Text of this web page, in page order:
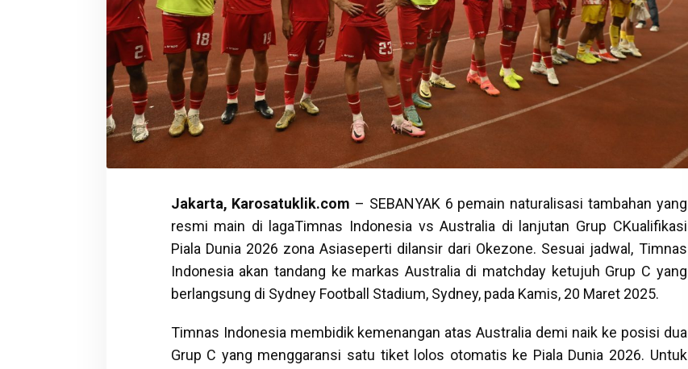
Jakarta, Karosatuklik.com – SEBANYAK 6 pemain naturalisasi tambahan yang
resmi main di lagaTimnas Indonesia vs Australia di lanjutan Grup CKualifikasi
Piala Dunia 2026 zona Asiaseperti dilansir dari Okezone. Sesuai jadwal, Timnas
Indonesia akan tandang ke markas Australia di matchday ketujuh Grup C yang
berlangsung di Sydney Football Stadium, Sydney, pada Kamis, 20 Maret 2025.
Timnas Indonesia membidik kemenangan atas Australia demi naik ke posisi dua
Grup C yang menggaransi satu tiket lolos otomatis ke Piala Dunia 2026. Untuk